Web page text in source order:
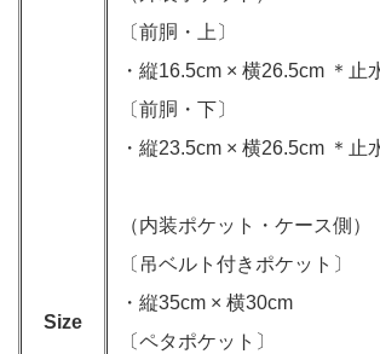
Size
〔前胴・上〕
・縦16.5cm × 横26.5cm ＊止
〔前胴・下〕
・縦23.5cm × 横26.5cm ＊止
（内装ポケット・ケース側）
〔吊ベルト付きポケット〕
・縦35cm × 横30cm
〔ペタポケット〕